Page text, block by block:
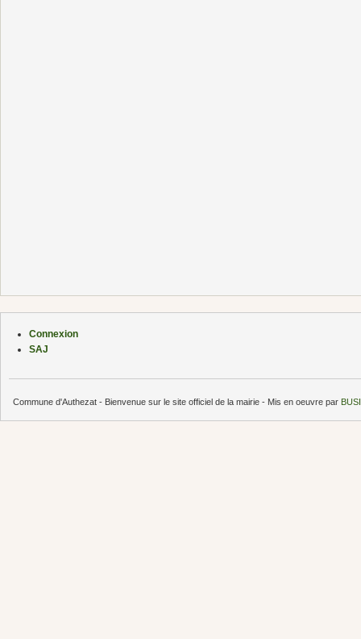
Connexion
SAJ
Commune d'Authezat - Bienvenue sur le site officiel de la mairie - Mis en oeuvre par